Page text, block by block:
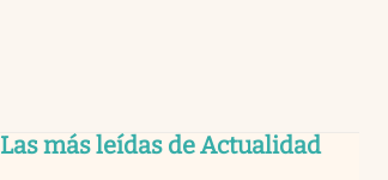
Las más leídas de Actualidad